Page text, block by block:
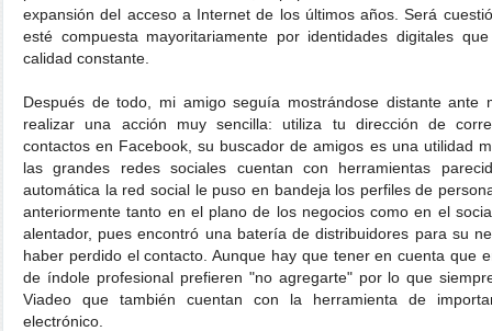
expansión del acceso a Internet de los últimos años. Será
esté compuesta mayoritariamente por identidades digitales
calidad constante.
Después de todo, mi amigo seguía mostrándose distante
realizar una acción muy sencilla: utiliza tu dirección de
contactos en Facebook, su buscador de amigos es una utilidad
las grandes redes sociales cuentan con herramientas
automática la red social le puso en bandeja los perfiles de
anteriormente tanto en el plano de los negocios como en el
alentador, pues encontró una batería de distribuidores para su
haber perdido el contacto. Aunque hay que tener en cuenta que
de índole profesional prefieren "no agregarte" por lo que
Viadeo que también cuentan con la herramienta de
electrónico.